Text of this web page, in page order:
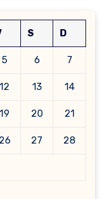
S D
5 6 7
12 13 14
19 20 21
26 27 28